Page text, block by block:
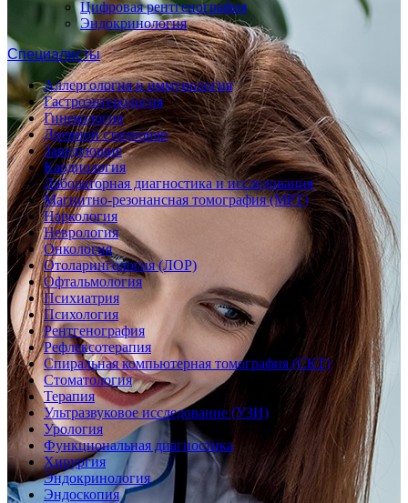
Цифровая рентгенография
Эндокринология
Специалисты
Аллергология и иммунология
Гастроэнтерология
Гинекология
Дневной стационар
Заведующие
Кардиология
Лабораторная диагностика и исследования
Магнитно-резонансная томография (МРТ)
Наркология
Неврология
Онкология
Отоларингология (ЛОР)
Офтальмология
Психиатрия
Психология
Рентгенография
Рефлексотерапия
Спиральная компьютерная томография (СКТ)
Стоматология
Терапия
Ультразвуковое исследование (УЗИ)
Урология
Функциональная диагностика
Хирургия
Эндокринология
Эндоскопия